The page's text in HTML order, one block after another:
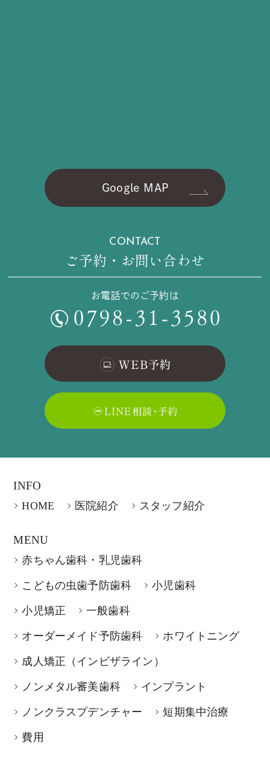
Google MAP
CONTACT
ご予約・お問い合わせ
お電話でのご予約は
INFO
HOME 医院紹介 スタッフ紹介
MENU
赤ちゃん歯科・乳児歯科
こどもの虫歯予防歯科 小児歯科
小児矯正 一般歯科
オーダーメイド予防歯科 ホワイトニング
成人矯正（インビザライン）
ノンメタル審美歯科 インプラント
ノンクラスプデンチャー 短期集中治療
費用